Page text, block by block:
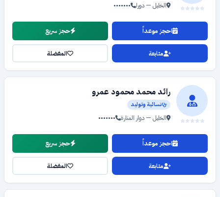
الخليل — دورا •••••••
احجز موعداً حجز سريع
متابعة المفضلة
رائد محمد محمود عمرو
نسائية وتوليد
الخليل — دوار المنارة •••••••
احجز موعداً حجز سريع
متابعة المفضلة